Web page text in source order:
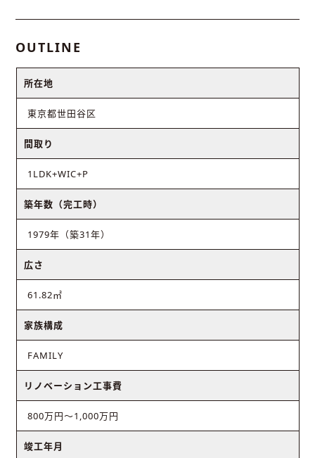
OUTLINE
所在地
東京都世田谷区
間取り
1LDK+WIC+P
築年数（完工時）
1979年（築31年）
広さ
61.82㎡
家族構成
FAMILY
リノベーション工事費
800万円～1,000万円
竣工年月